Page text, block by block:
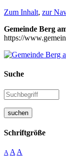
Zum Inhalt, zur
Gemeinde Berg
https://
Suche
suchen
Schriftgröße
A A A